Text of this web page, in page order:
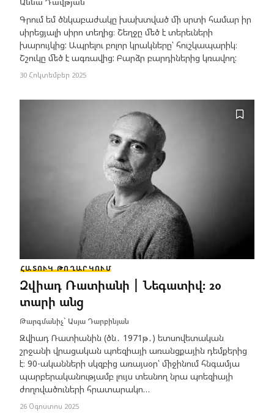
Գրում եմ ծնկաբաժակը խախտված մի սրտի համար իր
սիրեցյալի սիրո տեղից։ Շեղջը մեծ է տերեւների
խարույկից: Ապրելու բոլոր կրակները՝ հուշկապարիկ։
Շշուկը մեծ է ագռավից: Բարձր բարդիներից կռավող:
30 Հոկտեմբեր 2025
ՀԱՏՈՒԿ ԹՈՂԱՐԿՈՒՄ
Զվիադ Ռատիանի | Նեգատիվ։ 20
տարի անց
Թարգմանիչ՝ Ասյա Դարբինյան
Զվիադ Ռատիանին (ծն․ 1971թ․) ետսովետական
շրջանի վրացական պոեզիայի առանցքային դեմքերից
է։ 90-ականների սկզբից առայսօր՝ միջինում հնգամյա
պարբերականությամբ լույս տեսնող նրա պոեզիայի
ժողովածուների հրատարակո…
26 Օգոստոս 2025